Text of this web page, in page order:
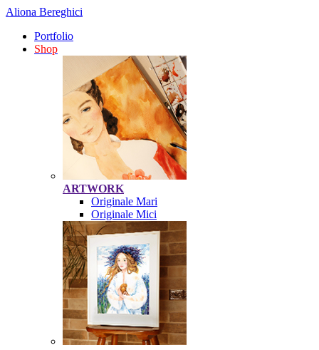
Aliona Bereghici
Portfolio
Shop
ARTWORK
Originale Mari
Originale Mici